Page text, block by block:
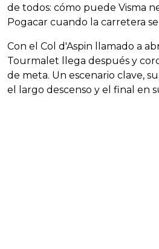
de todos: cómo puede Visma
Pogacar cuando la carretera
Con el Col d'Aspin llamado a
Tourmalet llega después y
de meta. Un escenario clave,
el largo descenso y el final en